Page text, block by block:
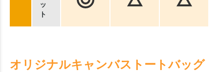
ッ
ト
オリジナルキャンバストートバッグ